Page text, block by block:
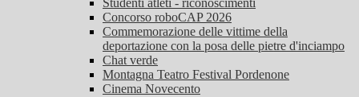
Studenti atleti - riconoscimenti
Concorso roboCAP 2026
Commemorazione delle vittime della
deportazione con la posa delle pietre d'inciampo
Chat verde
Montagna Teatro Festival Pordenone
Cinema Novecento